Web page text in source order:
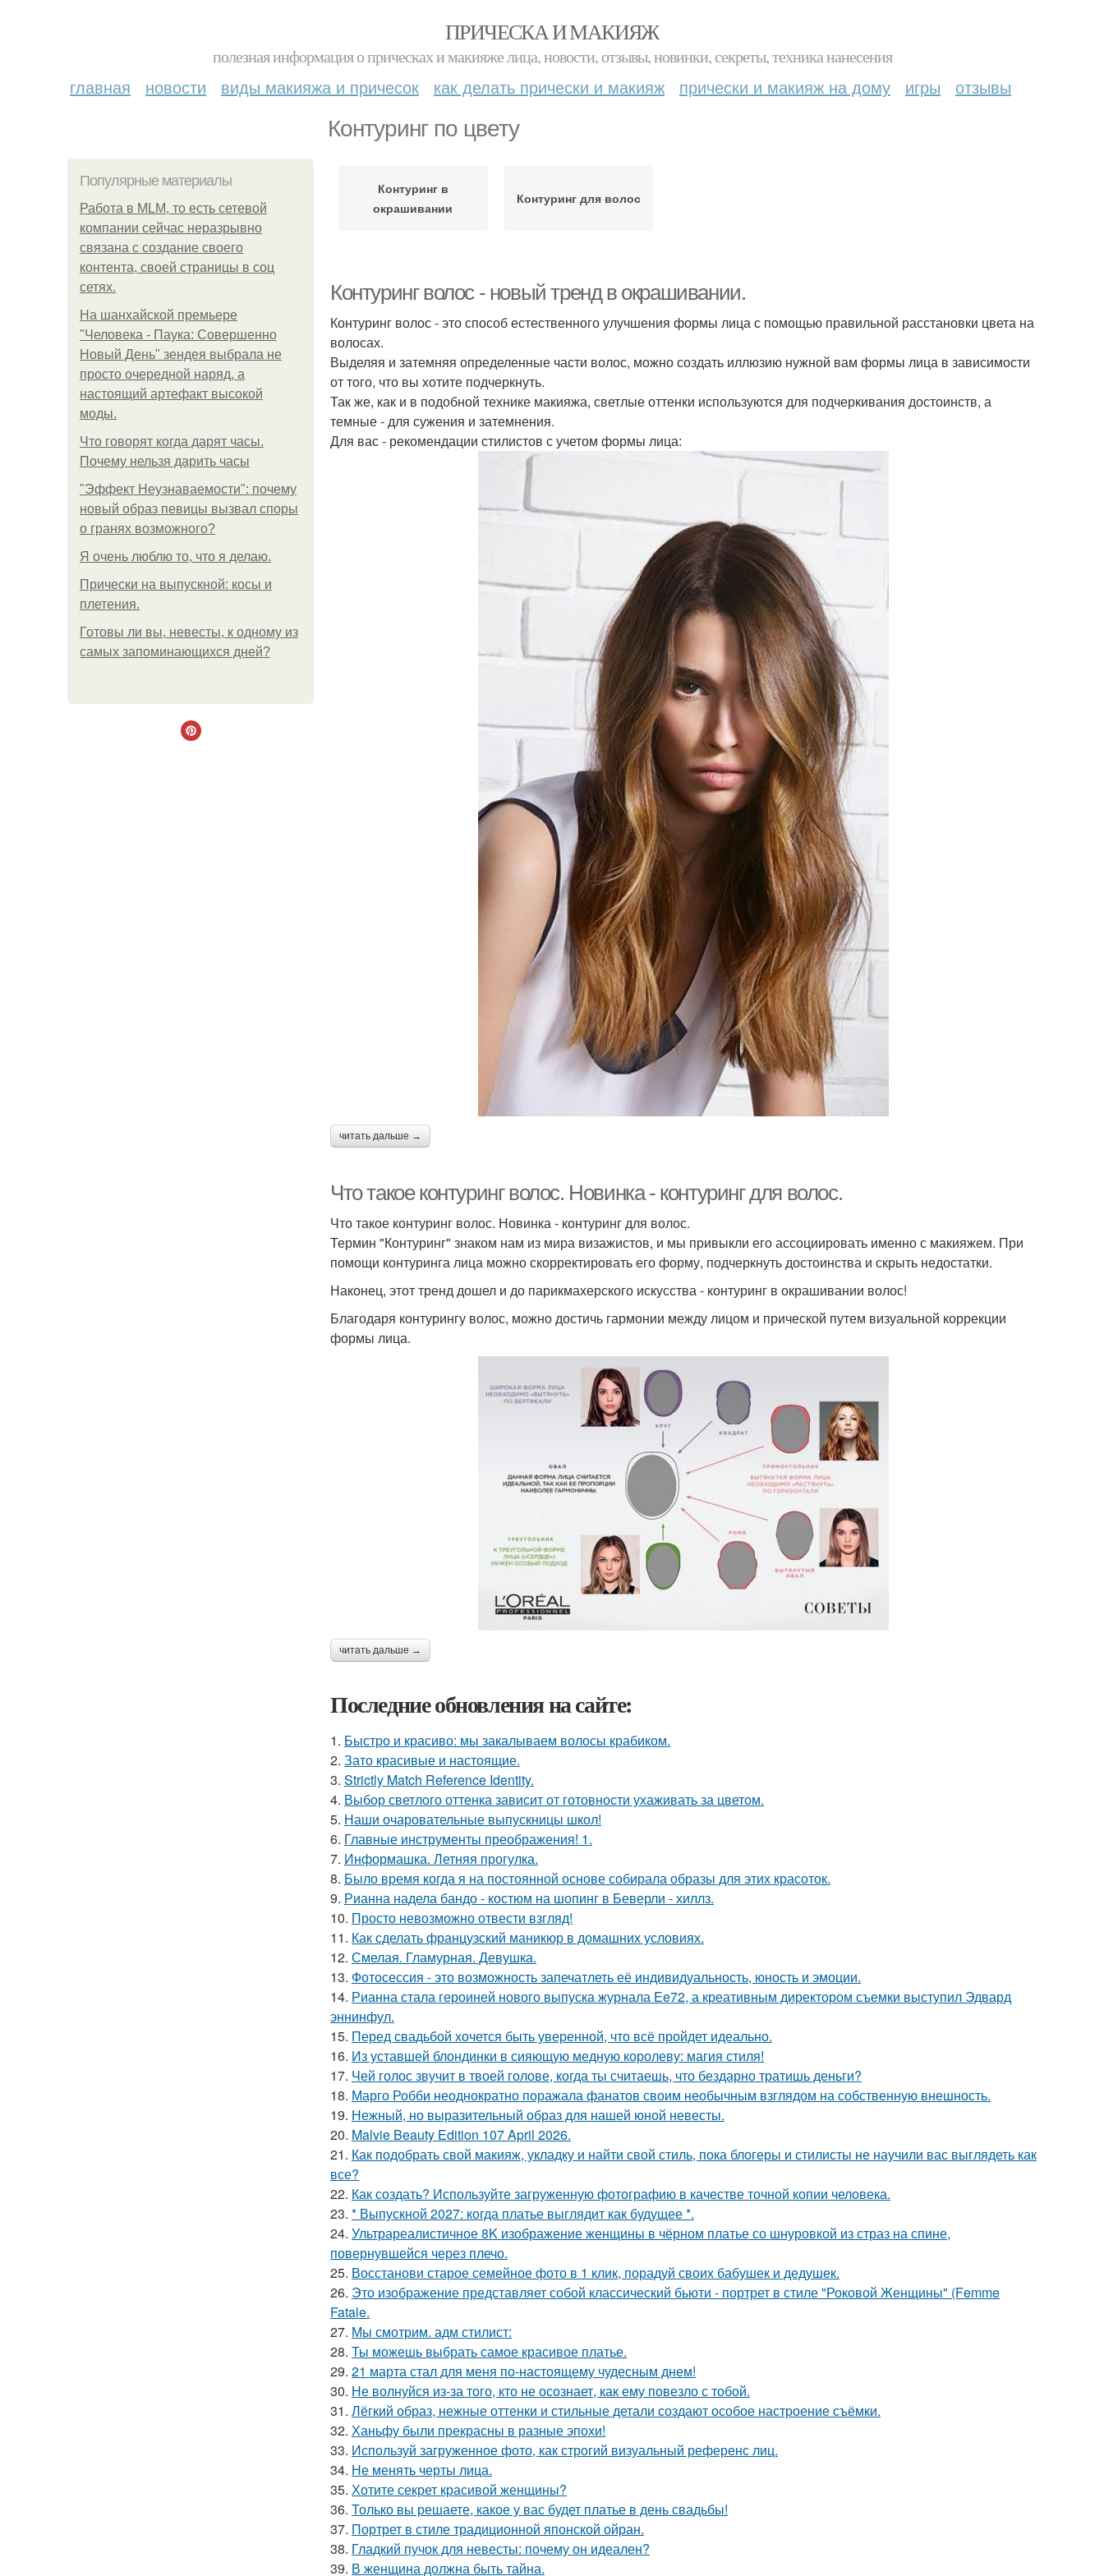
ПРИЧЕСКА И МАКИЯЖ
полезная информация о прическах и макияже лица, новости, отзывы, новинки, секреты, техника нанесения
главная новости виды макияжа и причесок как делать прически и макияж прически и макияж на дому игры отзывы
Контуринг по цвету
Популярные материалы
Работа в MLM, то есть сетевой
компании сейчас неразрывно
связана с создание своего
контента, своей страницы в соц
сетях.
На шанхайской премьере
"Человека - Паука: Совершенно
Новый День" зендея выбрала не
просто очередной наряд, а
настоящий артефакт высокой
моды.
Что говорят когда дарят часы.
Почему нельзя дарить часы
"Эффект Неузнаваемости": почему
новый образ певицы вызвал споры
о гранях возможного?
Я очень люблю то, что я делаю.
Прически на выпускной: косы и
плетения.
Готовы ли вы, невесты, к одному из
самых запоминающихся дней?
Контуринг в
окрашивании
Контуринг для волос
Контуринг волос - новый тренд в окрашивании.
Контуринг волос - это способ естественного улучшения формы лица с помощью правильной расстановки цвета на
волосах.
Выделяя и затемняя определенные части волос, можно создать иллюзию нужной вам формы лица в зависимости
от того, что вы хотите подчеркнуть.
Так же, как и в подобной технике макияжа, светлые оттенки используются для подчеркивания достоинств, а
темные - для сужения и затемнения.
Для вас - рекомендации стилистов с учетом формы лица:
читать дальше →
Что такое контуринг волос. Новинка - контуринг для волос.
Что такое контуринг волос. Новинка - контуринг для волос.
Термин "Контуринг" знаком нам из мира визажистов, и мы привыкли его ассоциировать именно с макияжем. При
помощи контуринга лица можно скорректировать его форму, подчеркнуть достоинства и скрыть недостатки.
Наконец, этот тренд дошел и до парикмахерского искусства - контуринг в окрашивании волос!
Благодаря контурингу волос, можно достичь гармонии между лицом и прической путем визуальной коррекции
формы лица.
читать дальше →
Последние обновления на сайте:
1. Быстро и красиво: мы закалываем волосы крабиком.
2. Зато красивые и настоящие.
3. Strictly Match Reference Identity.
4. Выбор светлого оттенка зависит от готовности ухаживать за цветом.
5. Наши очаровательные выпускницы школ!
6. Главные инструменты преображения! 1.
7. Информашка. Летняя прогулка.
8. Было время когда я на постоянной основе собирала образы для этих красоток.
9. Рианна надела бандо - костюм на шопинг в Беверли - хиллз.
10. Просто невозможно отвести взгляд!
11. Как сделать французский маникюр в домашних условиях.
12. Смелая. Гламурная. Девушка.
13. Фотосессия - это возможность запечатлеть её индивидуальность, юность и эмоции.
14. Рианна стала героиней нового выпуска журнала Ee72, а креативным директором съемки выступил Эдвард
эннинфул.
15. Перед свадьбой хочется быть уверенной, что всё пройдет идеально.
16. Из уставшей блондинки в сияющую медную королеву: магия стиля!
17. Чей голос звучит в твоей голове, когда ты считаешь, что бездарно тратишь деньги?
18. Марго Робби неоднократно поражала фанатов своим необычным взглядом на собственную внешность.
19. Нежный, но выразительный образ для нашей юной невесты.
20. Malvie Beauty Edition 107 April 2026.
21. Как подобрать свой макияж, укладку и найти свой стиль, пока блогеры и стилисты не научили вас выглядеть как
все?
22. Как создать? Используйте загруженную фотографию в качестве точной копии человека.
23. * Выпускной 2027: когда платье выглядит как будущее *.
24. Ультрареалистичное 8K изображение женщины в чёрном платье со шнуровкой из страз на спине,
повернувшейся через плечо.
25. Восстанови старое семейное фото в 1 клик, порадуй своих бабушек и дедушек.
26. Это изображение представляет собой классический бьюти - портрет в стиле "Роковой Женщины" (Femme
Fatale.
27. Мы смотрим. адм стилист:
28. Ты можешь выбрать самое красивое платье.
29. 21 марта стал для меня по-настоящему чудесным днем!
30. Не волнуйся из-за того, кто не осознает, как ему повезло с тобой.
31. Лёгкий образ, нежные оттенки и стильные детали создают особое настроение съёмки.
32. Ханьфу были прекрасны в разные эпохи!
33. Используй загруженное фото, как строгий визуальный референс лиц.
34. Не менять черты лица.
35. Хотите секрет красивой женщины?
36. Только вы решаете, какое у вас будет платье в день свадьбы!
37. Портрет в стиле традиционной японской ойран.
38. Гладкий пучок для невесты: почему он идеален?
39. В женщина должна быть тайна.